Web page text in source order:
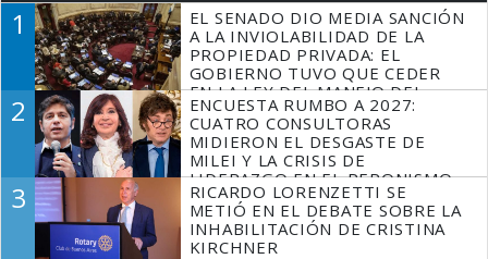
1
EL SENADO DIO MEDIA SANCIÓN
A LA INVIOLABILIDAD DE LA
PROPIEDAD PRIVADA: EL
GOBIERNO TUVO QUE CEDER
EN LA LEY DEL MANEJO DEL
FUEGO
2
ENCUESTA RUMBO A 2027:
CUATRO CONSULTORAS
MIDIERON EL DESGASTE DE
MILEI Y LA CRISIS DE
LIDERAZGO EN EL PERONISMO
3
RICARDO LORENZETTI SE
METIÓ EN EL DEBATE SOBRE LA
INHABILITACIÓN DE CRISTINA
KIRCHNER